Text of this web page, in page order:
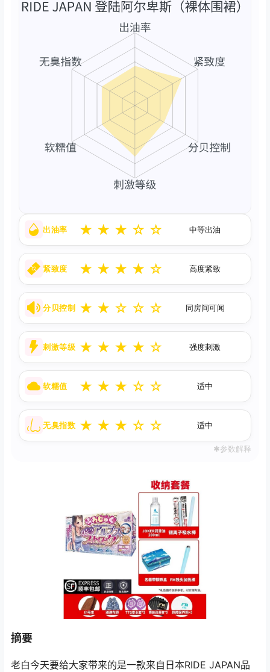
出油率 ★ ★ ★ ☆ ☆ 中等出油
紧致度 ★ ★ ★ ★ ☆ 高度紧致
分贝控制 ★ ★ ☆ ☆ ☆ 同房间可闻
刺激等级 ★ ★ ★ ★ ☆ 强度刺激
软糯值 ★ ★ ★ ☆ ☆ 适中
无臭指数 ★ ★ ★ ☆ ☆ 适中
✱参数解释
摘要
老白今天要给大家带来的是一款来自日本RIDE JAPAN品